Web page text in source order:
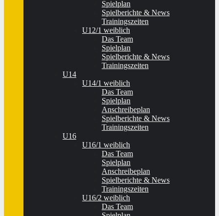
Spielplan
Spielberichte & News
Trainingszeiten
U12/1 weiblich
Das Team
Spielplan
Spielberichte & News
Trainingszeiten
U14
U14/1 weiblich
Das Team
Spielplan
Anschreibeplan
Spielberichte & News
Trainingszeiten
U16
U16/1 weiblich
Das Team
Spielplan
Anschreibeplan
Spielberichte & News
Trainingszeiten
U16/2 weiblich
Das Team